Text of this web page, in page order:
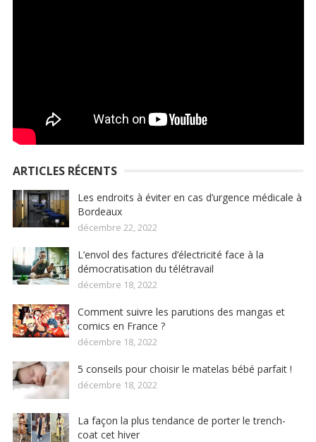
ARTICLES RÉCENTS
Les endroits à éviter en cas d’urgence médicale à
Bordeaux
décembre 22, 2022
L’envol des factures d’électricité face à la
démocratisation du télétravail
décembre 18, 2022
Comment suivre les parutions des mangas et
comics en France ?
décembre 18, 2022
5 conseils pour choisir le matelas bébé parfait !
décembre 18, 2022
La façon la plus tendance de porter le trench-
coat cet hiver